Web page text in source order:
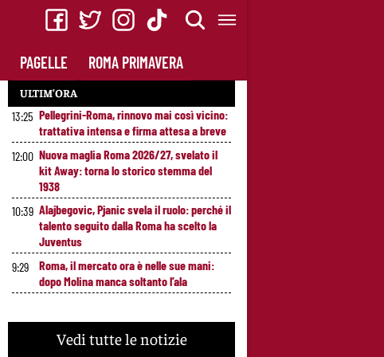
PAGELLE ROMA PRIMAVERA
ULTIM’ORA
13:25 Pellegrini-Roma, rinnovo mai così vicino:
trattativa intensa e firma attesa a breve
12:00 Nuova maglia Roma 2026/27, svelato il
kit Away: torna lo storico stemma del
1938
10:39 Alajbegovic, Pjanic svela il ruolo: perché il
talento seguito dalla Roma ha scelto la
Juventus
9:29
Roma, il mercato ora è nelle sue mani:
dopo Molina manca soltanto l’ala
Vedi tutte le notizie